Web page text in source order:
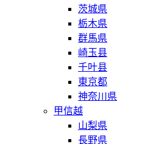
茨城県
栃木県
群馬県
崎玉县
千叶县
東京都
神奈川県
甲信越
山梨県
長野県